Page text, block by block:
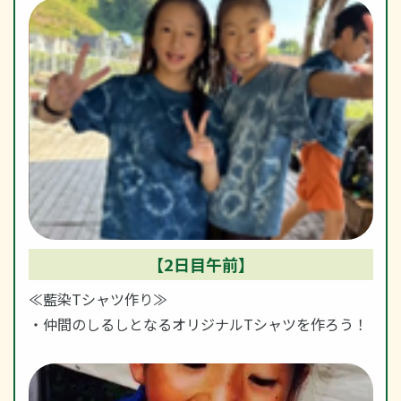
【2日目午前】
≪藍染Tシャツ作り≫
・仲間のしるしとなるオリジナルTシャツを作ろう！